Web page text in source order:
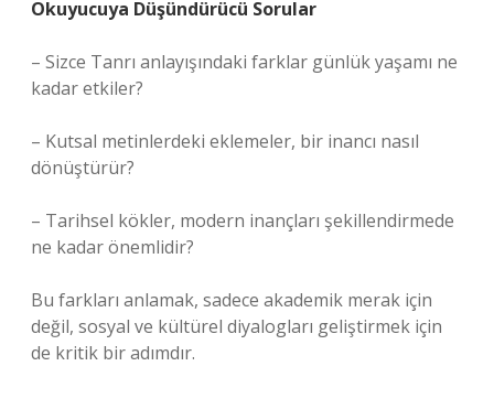
Okuyucuya Düşündürücü Sorular
– Sizce Tanrı anlayışındaki farklar günlük yaşamı ne
kadar etkiler?
– Kutsal metinlerdeki eklemeler, bir inancı nasıl
dönüştürür?
– Tarihsel kökler, modern inançları şekillendirmede
ne kadar önemlidir?
Bu farkları anlamak, sadece akademik merak için
değil, sosyal ve kültürel diyalogları geliştirmek için
de kritik bir adımdır.